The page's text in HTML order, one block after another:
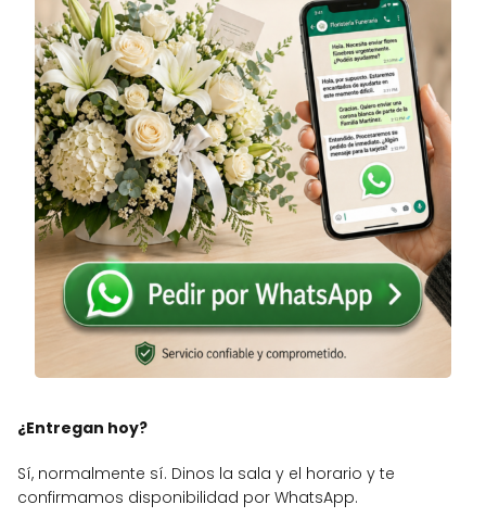
¿Entregan hoy?
Sí, normalmente sí. Dinos la sala y el horario y te
confirmamos disponibilidad por WhatsApp.